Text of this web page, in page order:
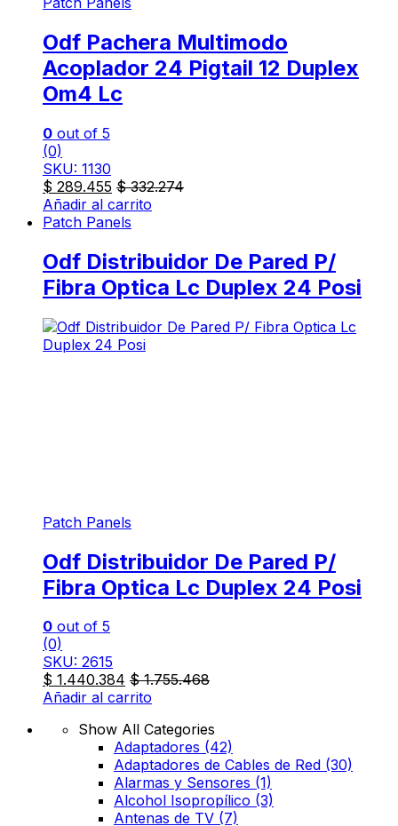
Odf Pachera Multimodo
Acoplador 24 Pigtail 12 Duplex
Om4 Lc
0 out of 5
(0)
SKU: 1130
$ 289.455 $332.274
Añadir al carrito
Patch Panels
Odf Distribuidor De Pared P/
Fibra Optica Lc Duplex 24 Posi
Patch Panels
Odf Distribuidor De Pared P/
Fibra Optica Lc Duplex 24 Posi
0 out of 5
(0)
SKU: 2615
$ 1.440.384 $1.755.468
Añadir al carrito
Show All Categories
Adaptadores (42)
Adaptadores de Cables de Red (30)
Alarmas y Sensores (1)
Alcohol Isopropílico (3)
Antenas de TV (7)